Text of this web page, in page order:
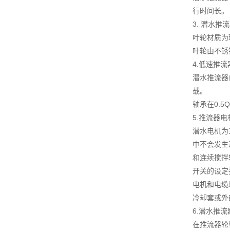
行时间长。
3. 潜水推
叶轮材质
叶轮由不
4.低速推流
潜水推流
载。
轴承在
5.推流器电
潜水电机
中不会发
和连续搅
开关的设
电机和电
冷却套或
6.潜水推流
在推流器